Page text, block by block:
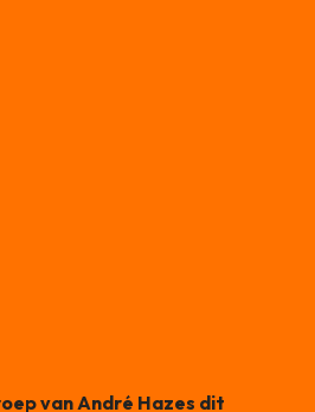
van André Hazes dit